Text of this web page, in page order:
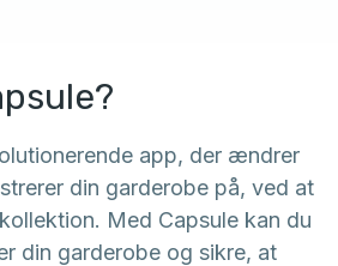
app, der ændrer
din garderobe på, ved at
Med Capsule kan du
din garderobe og sikre, at